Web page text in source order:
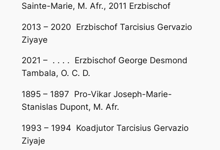
Sainte-Marie, M. Afr., 2011 Erzbischof
2013 – 2020 Erzbischof Tarcisius Gervazio
Ziyaye
2021 – . . . . Erzbischof George Desmond
Tambala, O. C. D.
1895 – 1897 Pro-Vikar Joseph-Marie-
Stanislas Dupont, M. Afr.
1993 – 1994 Koadjutor Tarcisius Gervazio
Ziyaje